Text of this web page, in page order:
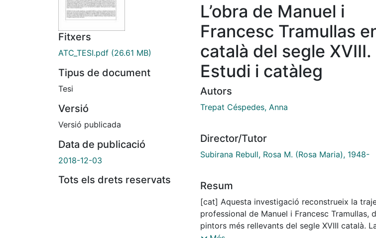
Fitxers
ATC_TESI.pdf (26.61 MB)
Tipus de document
Tesi
Versió
Versió publicada
Data de publicació
2018-12-03
Tots els drets reservats
L’obra de Manuel i
Francesc Tramullas
català del segle XVIII.
Estudi i catàleg
Autors
Trepat Céspedes, Anna
Director/Tutor
Subirana Rebull, Rosa M. (Rosa Maria), 1948-
Resum
[cat] Aquesta investigació reconstrueix la
professional de Manuel i Francesc Tramullas,
pintors més rellevants del segle XVIII català.